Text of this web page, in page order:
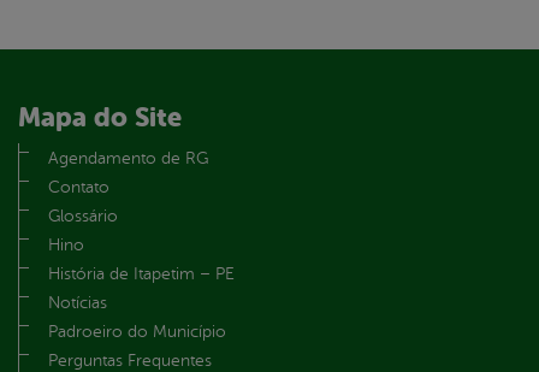
Mapa do Site
Agendamento de RG
Contato
Glossário
Hino
História de Itapetim – PE
Notícias
Padroeiro do Município
Perguntas Frequentes